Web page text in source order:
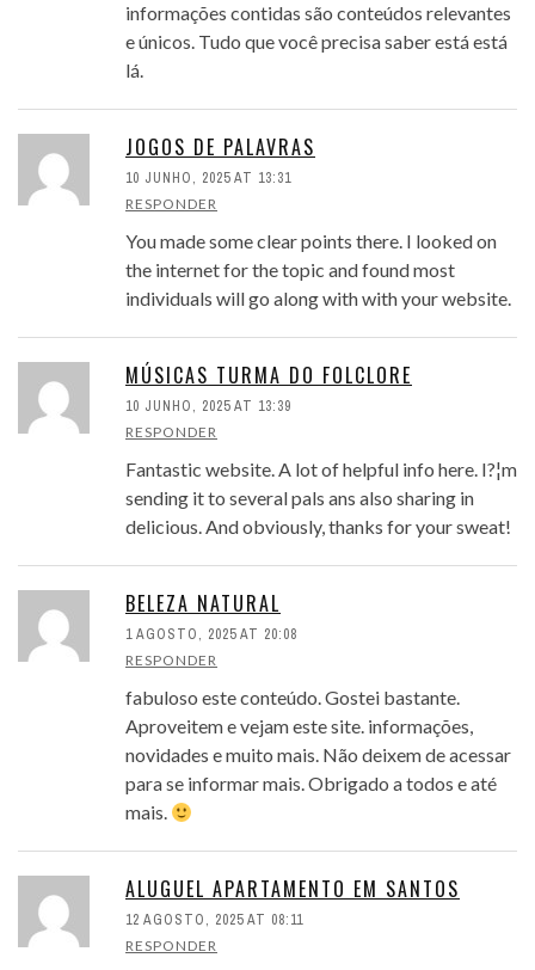
informações contidas são conteúdos relevantes
e únicos. Tudo que você precisa saber está está
lá.
JOGOS DE PALAVRAS
10 JUNHO, 2025 AT 13:31
RESPONDER
You made some clear points there. I looked on
the internet for the topic and found most
individuals will go along with with your website.
MÚSICAS TURMA DO FOLCLORE
10 JUNHO, 2025 AT 13:39
RESPONDER
Fantastic website. A lot of helpful info here. I?¦m
sending it to several pals ans also sharing in
delicious. And obviously, thanks for your sweat!
BELEZA NATURAL
1 AGOSTO, 2025 AT 20:08
RESPONDER
fabuloso este conteúdo. Gostei bastante.
Aproveitem e vejam este site. informações,
novidades e muito mais. Não deixem de acessar
para se informar mais. Obrigado a todos e até
mais.
ALUGUEL APARTAMENTO EM SANTOS
12 AGOSTO, 2025 AT 08:11
RESPONDER